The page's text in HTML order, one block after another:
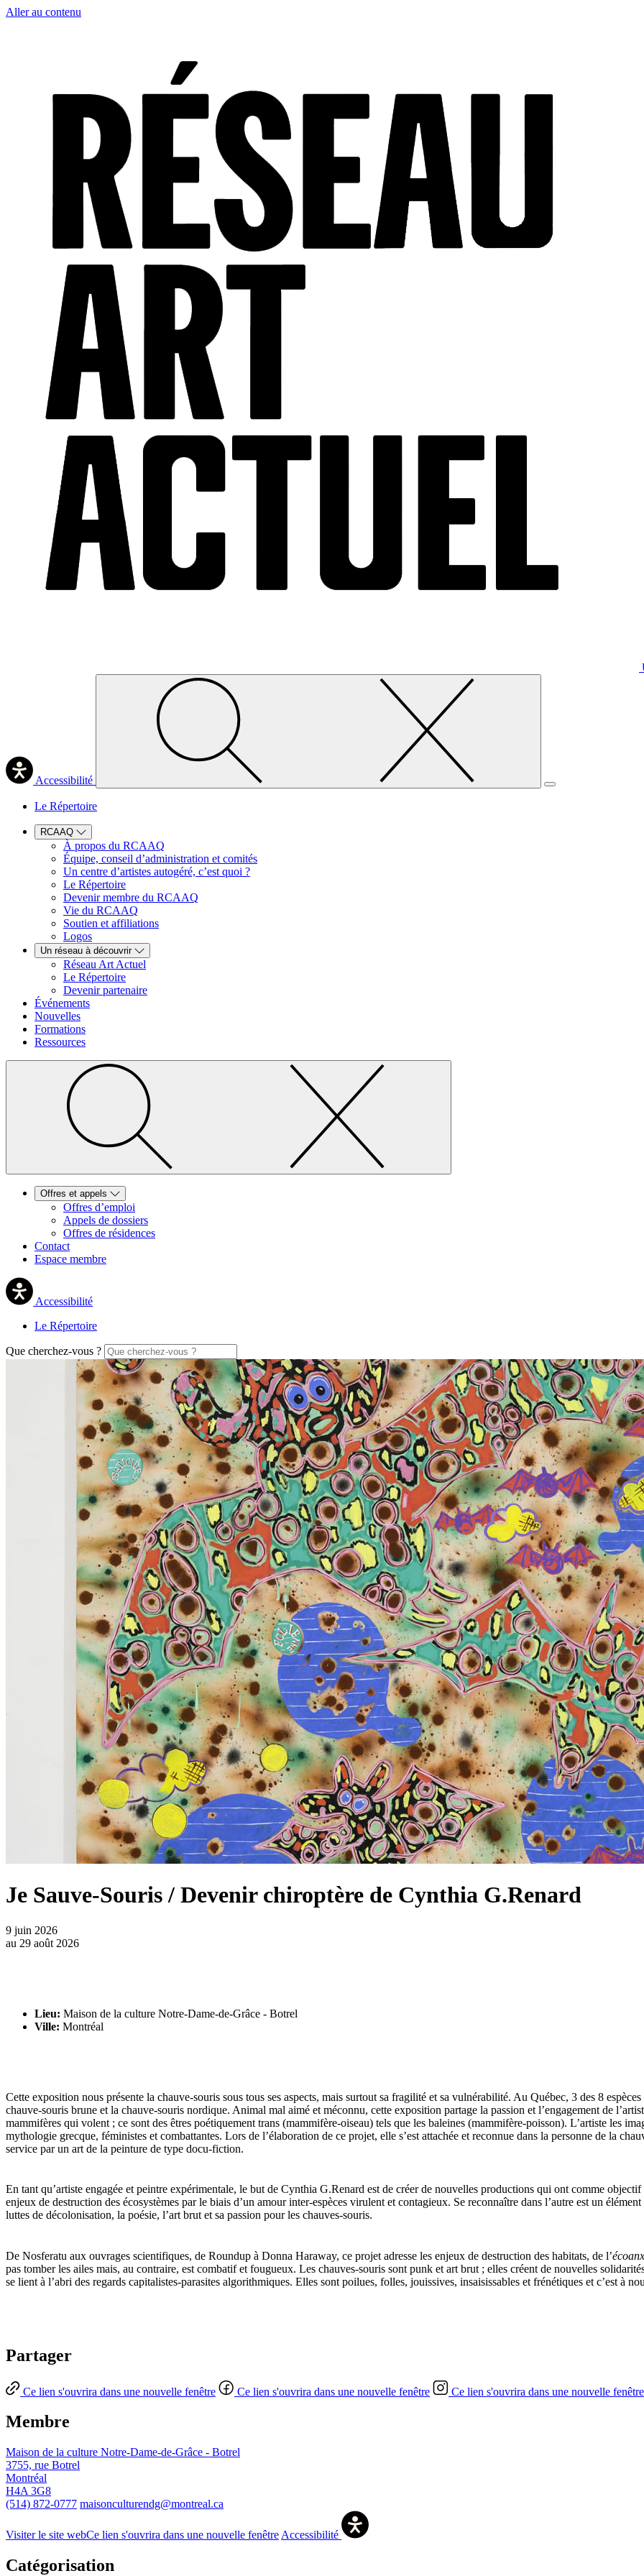
Aller au contenu
Accessibilité
Le Répertoire
RCAAQ
À propos du RCAAQ
Équipe, conseil d’administration et comités
Un centre d’artistes autogéré, c’est quoi ?
Le Répertoire
Devenir membre du RCAAQ
Vie du RCAAQ
Soutien et affiliations
Logos
Un réseau à découvrir
Réseau Art Actuel
Le Répertoire
Devenir partenaire
Événements
Nouvelles
Formations
Ressources
Offres et appels
Offres d’emploi
Appels de dossiers
Offres de résidences
Contact
Espace membre
Accessibilité
Le Répertoire
Que cherchez-vous ?
Je Sauve-Souris / Devenir chiroptère de Cynthia G.Renard
9 juin 2026
au 29 août 2026
Lieu: Maison de la culture Notre-Dame-de-Grâce - Botrel
Ville: Montréal
Cette exposition nous présente la chauve-souris sous tous ses aspects, mais surtout sa fragilité et sa vulnérabilité. Au Québec, 3 des 8
chauve-souris brune et la chauve-souris nordique. Animal mal aimé et méconnu, cette exposition partage la passion et l’engagement de
mammifères qui volent ; ce sont des êtres poétiquement trans (mammifère-oiseau) tels que les baleines (mammifère-poisson). L’artiste les
mythologie grecque, féministes et combattantes. Lors de l’élaboration de ce projet, elle s’est attachée et reconnue dans la personne de la
service par un art de la peinture de type docu-fiction.
En tant qu’artiste engagée et peintre expérimentale, le but de Cynthia G.Renard est de créer de nouvelles productions qui ont comme
enjeux de destruction des écosystèmes par le biais d’un amour inter-espèces virulent et contagieux. Se reconnaître dans l’autre est un
luttes de décolonisation, la poésie, l’art brut et sa passion pour les chauves-souris.
De Nosferatu aux ouvrages scientifiques, de Roundup à Donna Haraway, ce projet adresse les enjeux de destruction des habitats, de l’
pas tomber les ailes mais, au contraire, est combatif et fougueux. Les chauves-souris sont punk et art brut ; elles créent de nouvelles
se lient à l’abri des regards capitalistes-parasites algorithmiques. Elles sont poilues, folles, jouissives, insaisissables et frénétiques et c’est à
Partager
Ce lien s'ouvrira dans une nouvelle fenêtre Ce lien s'ouvrira dans une nouvelle fenêtre Ce lien s'ouvrira dans une nouvelle fenêtre
Membre
Maison de la culture Notre-Dame-de-Grâce - Botrel
3755, rue Botrel
Montréal
H4A 3G8
(514) 872-0777 maisonculturendg@montreal.ca
Visiter le site webCe lien s'ouvrira dans une nouvelle fenêtre Accessibilité
Catégorisation